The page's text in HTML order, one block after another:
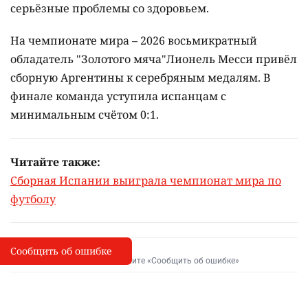
серьёзные проблемы со здоровьем.
На чемпионате мира – 2026 восьмикратный
обладатель "Золотого мяча"Лионель Месси привёл
сборную Аргентины к серебряным медалям. В
финале команда уступила испанцам с
минимальным счётом 0:1.
Читайте также:
Сборная Испании выиграла чемпионат мира по
футболу
I
Сообщить об опечатке
Выделите фрагмент и нажмите «Сообщить об ошибке»
Сообщить об ошибке